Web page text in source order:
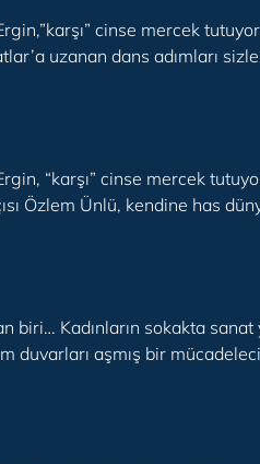
cinse mercek
uzanan dans adımları
“karşı” cinse mercek
Özlem Ünlü, kendine has
biri… Kadınların sokakta
duvarları aşmış bir